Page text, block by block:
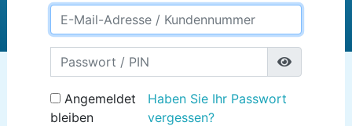
EmailOrUsername
Password
Angemeldet
bleiben
Haben Sie Ihr Passwort
vergessen?